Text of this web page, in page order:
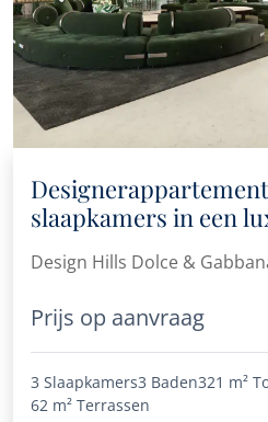
slaapkamers in een
topklasse
Design Hills Dolce &
Prijs op aanvraag
3 Slaapkamers3 Baden321 m²
62 m² Terrassen